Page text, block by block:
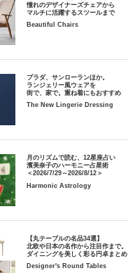
憧れのデザイナーズチェアから
マルチに活躍するスツールまで
Beautiful Chairs
プラダ、サンローランほか。
ランジェリー風ウェアを
街で、家で。重ね着にもおすすめ
The New Lingerie Dressing
月のリズムで読む、12星座占い
濱美奈子のハーモニー占星術
＜2026/7/29～2026/8/12＞
Harmonic Astrology
【丸テーブルの名品34選】
北欧や日本の名作から注目作まで。
ダイニングを美しく彩る円卓まとめ
Designer's Round Tables